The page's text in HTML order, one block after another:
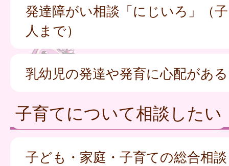
発達障がい相談「にじいろ」（
人まで）
乳幼児の発達や発育に心配があ
子育てについて相談したい
子ども・家庭・子育ての総合相談